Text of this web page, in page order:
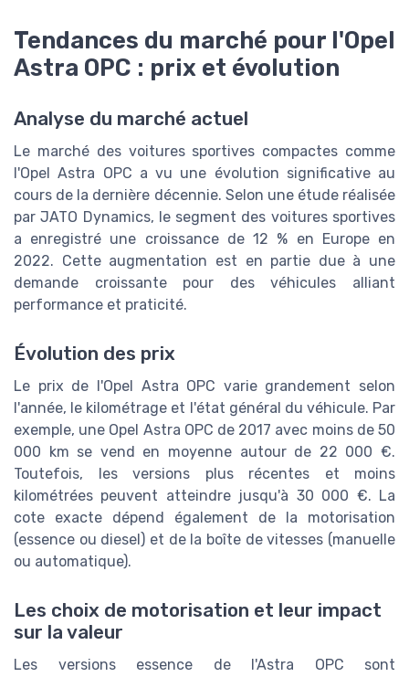
Tendances du marché pour l'Opel
Astra OPC : prix et évolution
Analyse du marché actuel
Le marché des voitures sportives compactes comme
l'Opel Astra OPC a vu une évolution significative au
cours de la dernière décennie. Selon une étude réalisée
par JATO Dynamics, le segment des voitures sportives
a enregistré une croissance de 12 % en Europe en
2022. Cette augmentation est en partie due à une
demande croissante pour des véhicules alliant
performance et praticité.
Évolution des prix
Le prix de l'Opel Astra OPC varie grandement selon
l'année, le kilométrage et l'état général du véhicule. Par
exemple, une Opel Astra OPC de 2017 avec moins de 50
000 km se vend en moyenne autour de 22 000 €.
Toutefois, les versions plus récentes et moins
kilométrées peuvent atteindre jusqu'à 30 000 €. La
cote exacte dépend également de la motorisation
(essence ou diesel) et de la boîte de vitesses (manuelle
ou automatique).
Les choix de motorisation et leur impact
sur la valeur
Les versions essence de l'Astra OPC sont